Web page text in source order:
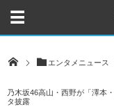
エンタメニュース
乃木坂46高山・西野が「澤本
タ披露